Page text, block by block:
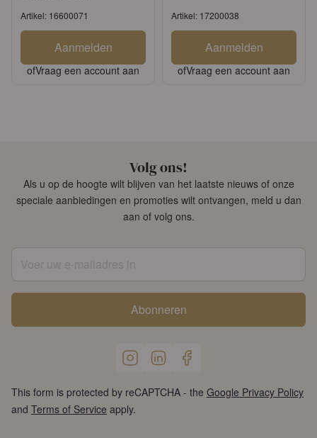
Artikel: 16600071
Aanmelden
ofVraag een account aan
Artikel: 17200038
Aanmelden
ofVraag een account aan
Volg ons!
Als u op de hoogte wilt blijven van het laatste nieuws of onze
speciale aanbiedingen en promoties wilt ontvangen, meld u dan
aan of volg ons.
Abonneren
This form is protected by reCAPTCHA - the Google Privacy Policy
and Terms of Service apply.